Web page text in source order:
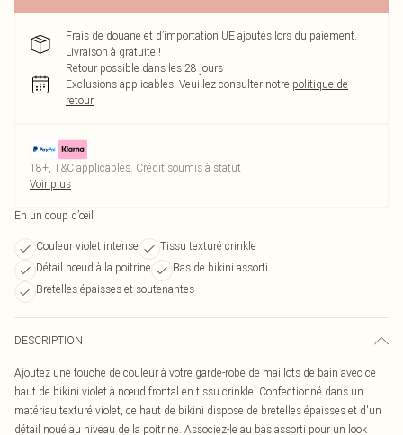
Frais de douane et d’importation UE ajoutés lors du paiement.
Livraison à gratuite !
Retour possible dans les 28 jours
Exclusions applicables. Veuillez consulter notre politique de
retour
18+, T&C applicables. Crédit soumis à statut
Voir plus
En un coup d’œil
Couleur violet intense
Tissu texturé crinkle
Détail nœud à la poitrine
Bas de bikini assorti
Bretelles épaisses et soutenantes
DESCRIPTION
Ajoutez une touche de couleur à votre garde-robe de maillots de bain avec ce
haut de bikini violet à nœud frontal en tissu crinkle. Confectionné dans un
matériau texturé violet, ce haut de bikini dispose de bretelles épaisses et d'un
détail noué au niveau de la poitrine. Associez-le au bas assorti pour un look